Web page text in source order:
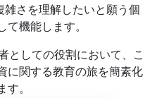
さを理解したいと願う個
機能します。
としての役割において、こ
に関する教育の旅を簡素化
。